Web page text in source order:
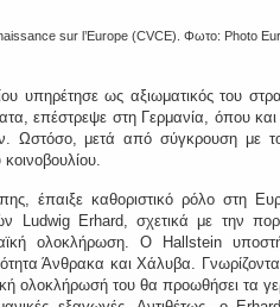
sur l’Europe (CVCE). Φωτο: Photo
υπηρέτησε ως αξιωματικός του
επέστρεψε στη Γερμανία, όπου και
Ωστόσο, μετά από σύγκρουση με
έπαιξε καθοριστικό ρόλο στη
Ludwig Erhard, σχετικά με την
ολοκλήρωση. Ο Hallstein
Άνθρακα και Χάλυβα.
ολοκλήρωσή του θα προωθήσει τα